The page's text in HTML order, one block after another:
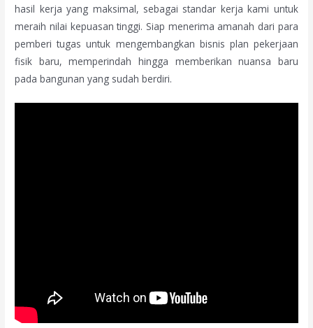
hasil kerja yang maksimal, sebagai standar kerja kami untuk
meraih nilai kepuasan tinggi. Siap menerima amanah dari para
pemberi tugas untuk mengembangkan bisnis plan pekerjaan
fisik baru, memperindah hingga memberikan nuansa baru
pada bangunan yang sudah berdiri.